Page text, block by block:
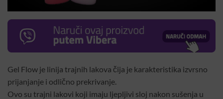
Gel Flow je linija trajnih lakova čija je karakteristika izvrsno
prijanjanje i odlično prekrivanje.
Ovo su trajni lakovi koji imaju ljepljivi sloj nakon sušenja u